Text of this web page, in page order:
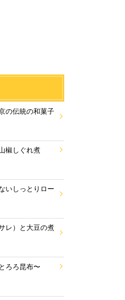
の伝統の和菓子
椒しぐれ煮
いしっとりロー
レ）と大豆の煮
ろろ昆布〜